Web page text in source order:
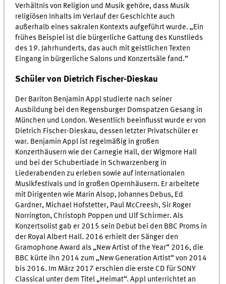
Verhältnis von Religion und Musik gehöre, dass Musik
religiösen Inhalts im Verlauf der Geschichte auch
außerhalb eines sakralen Kontexts aufgeführt wurde. „Ein
frühes Beispiel ist die bürgerliche Gattung des Kunstlieds
des 19. Jahrhunderts, das auch mit geistlichen Texten
Eingang in bürgerliche Salons und Konzertsäle fand.“
Schüler von Dietrich Fischer-Dieskau
Der Bariton Benjamin Appl studierte nach seiner
Ausbildung bei den Regensburger Domspatzen Gesang in
München und London. Wesentlich beeinflusst wurde er von
Dietrich Fischer-Dieskau, dessen letzter Privatschüler er
war. Benjamin Appl ist regelmäßig in großen
Konzerthäusern wie der Carnegie Hall, der Wigmore Hall
und bei der Schubertiade in Schwarzenberg in
Liederabenden zu erleben sowie auf internationalen
Musikfestivals und in großen Opernhäusern. Er arbeitete
mit Dirigenten wie Marin Alsop, Johannes Debus, Ed
Gardner, Michael Hofstetter, Paul McCreesh, Sir Roger
Norrington, Christoph Poppen und Ulf Schirmer. Als
Konzertsolist gab er 2015 sein Debut bei den BBC Proms in
der Royal Albert Hall. 2016 erhielt der Sänger den
Gramophone Award als „New Artist of the Year“ 2016, die
BBC kürte ihn 2014 zum „New Generation Artist“ von 2014
bis 2016. Im März 2017 erschien die erste CD für SONY
Classical unter dem Titel „Heimat“. Appl unterrichtet an